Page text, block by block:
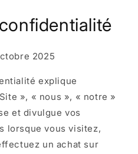
2025
explique
», « nous », « notre »
et divulgue vos
lorsque vous visitez,
un achat sur